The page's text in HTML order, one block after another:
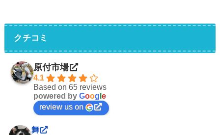
クチコミ
原付市場
4.1
Based on 65 reviews
powered by Goog e
review us on
舞